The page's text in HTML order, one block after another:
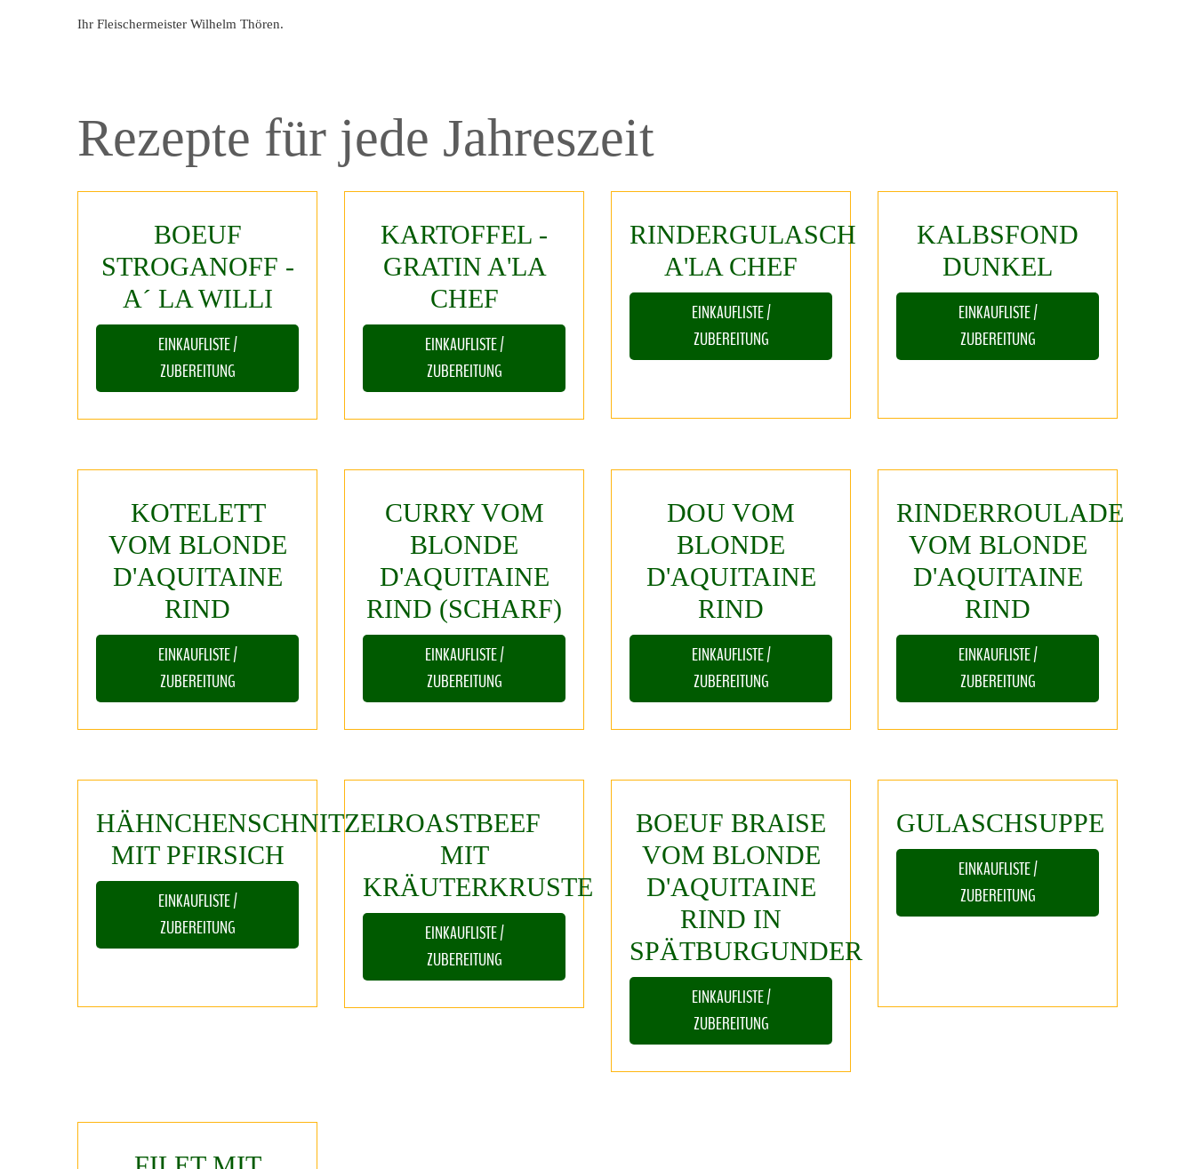
Ihr Fleischermeister Wilhelm Thören.
Rezepte für jede Jahreszeit
BOEUF
STROGANOFF -
A´ LA WILLI
EINKAUFLISTE /
ZUBEREITUNG
KARTOFFEL -
GRATIN A'LA
CHEF
EINKAUFLISTE /
ZUBEREITUNG
RINDERGULASCH
A'LA CHEF
EINKAUFLISTE /
ZUBEREITUNG
KALBSFOND
DUNKEL
EINKAUFLISTE /
ZUBEREITUNG
KOTELETT
VOM BLONDE
D'AQUITAINE
RIND
EINKAUFLISTE /
ZUBEREITUNG
CURRY VOM
BLONDE
D'AQUITAINE
RIND (SCHARF)
EINKAUFLISTE /
ZUBEREITUNG
DOU VOM
BLONDE
D'AQUITAINE
RIND
EINKAUFLISTE /
ZUBEREITUNG
RINDERROULADE
VOM BLONDE
D'AQUITAINE
RIND
EINKAUFLISTE /
ZUBEREITUNG
HÄHNCHENSCHNITZEL
MIT PFIRSICH
EINKAUFLISTE /
ZUBEREITUNG
ROASTBEEF
MIT
KRÄUTERKRUSTE
EINKAUFLISTE /
ZUBEREITUNG
BOEUF BRAISE
VOM BLONDE
D'AQUITAINE
RIND IN
SPÄTBURGUNDER
EINKAUFLISTE /
ZUBEREITUNG
GULASCHSUPPE
EINKAUFLISTE /
ZUBEREITUNG